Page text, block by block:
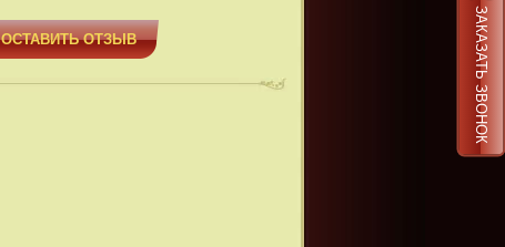
ОСТАВИТЬ ОТЗЫВ ЗАКАЗАТЬ ЗВОНОК